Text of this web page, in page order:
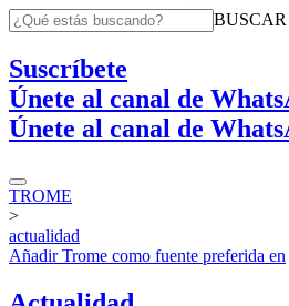
BUSCAR
Suscríbete
Únete al canal de
Únete al canal de
TROME
>
actualidad
AñadirTrome como fuente preferida en